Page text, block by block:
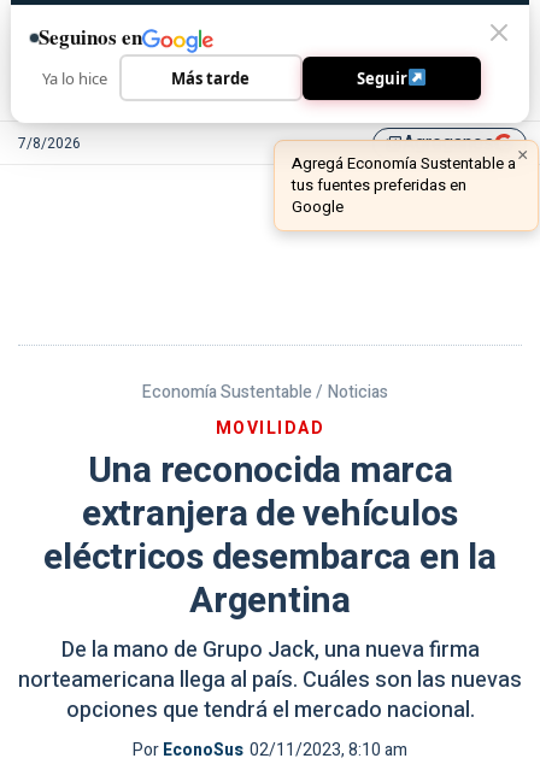
7/8/2026 library_addAgreganos
Economía Sustentable / Noticias
MOVILIDAD
Una reconocida marca
extranjera de vehículos
eléctricos desembarca en la
Argentina
De la mano de Grupo Jack, una nueva firma
norteamericana llega al país. Cuáles son las nuevas
opciones que tendrá el mercado nacional.
PorEconoSus 02/11/2023, 8:10 am
Seguinos en
Ya lo hice Más tarde Seguir